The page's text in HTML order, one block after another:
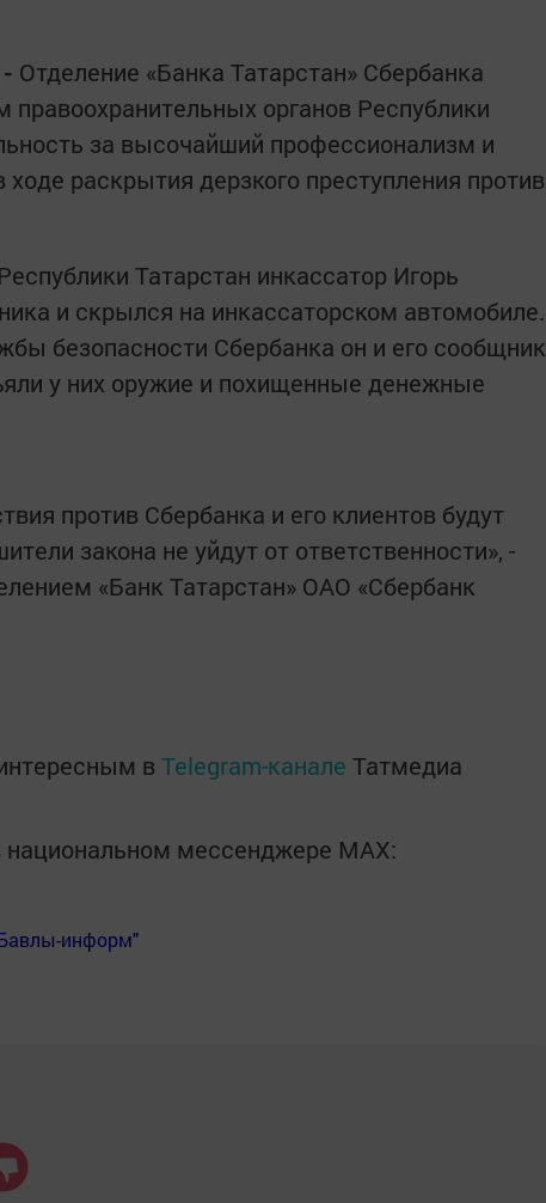
- Отделение «Банка Татарстан» Сбербанка
органов Республики
за высочайший профессионализм и
раскрытия дерзкого преступления против
Татарстан инкассатор Игорь
и скрылся на инкассаторском автомобиле.
безопасности Сбербанка он и его сообщник
у них оружие и похищенные денежные
против Сбербанка и его клиентов будут
закона не уйдут от ответственности», -
«Банк Татарстан» ОАО «Сбербанк
в Telegram-канале Татмедиа
национальном мессенджере MАХ:
информ"